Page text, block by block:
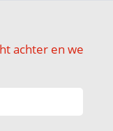
achter en we